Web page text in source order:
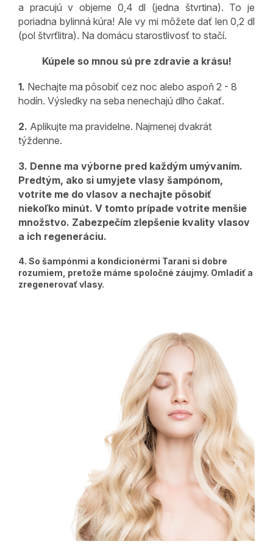
a pracujú v objeme 0,4 dl (jedna štvrtina). To je
poriadna bylinná kúra! Ale vy mi môžete dať len 0,2 dl
(pol štvrťlitra). Na domácu starostlivosť to stačí.
Kúpele so mnou sú pre zdravie a krásu!
1. Nechajte ma pôsobiť cez noc alebo aspoň 2 - 8
hodín. Výsledky na seba nenechajú dlho čakať.
2. Aplikujte ma pravidelne. Najmenej dvakrát
týždenne.
3. Denne ma výborne pred každým umývaním.
Predtým, ako si umyjete vlasy šampónom,
votrite me do vlasov a nechajte pôsobiť
niekoľko minút. V tomto prípade votrite menšie
množstvo. Zabezpečím zlepšenie kvality vlasov
a ich regeneráciu.
4. So šampónmi a kondicionérmi Tarani si dobre
rozumiem, pretože máme spoločné záujmy. Omladiť a
zregenerovať vlasy.